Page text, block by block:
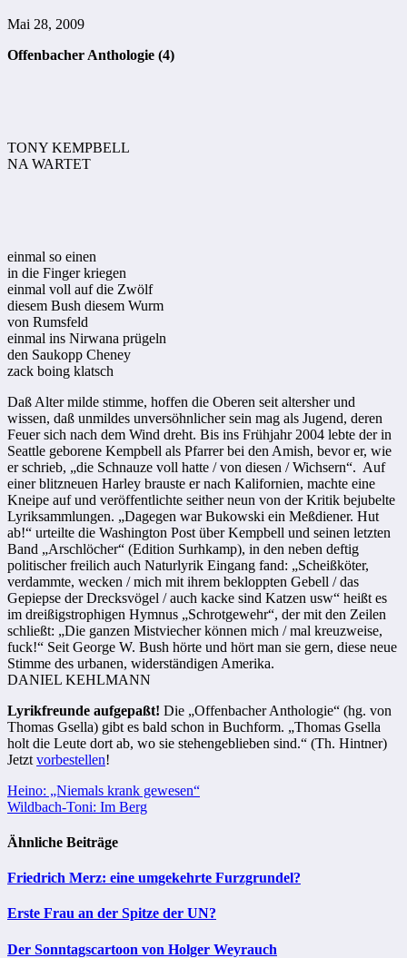
Mai 28, 2009
Offenbacher Anthologie (4)
TONY KEMPBELL
NA WARTET
einmal so einen
in die Finger kriegen
einmal voll auf die Zwölf
diesem Bush diesem Wurm
von Rumsfeld
einmal ins Nirwana prügeln
den Saukopp Cheney
zack boing klatsch
Daß Alter milde stimme, hoffen die Oberen seit altersher und
wissen, daß unmildes unversöhnlicher sein mag als Jugend, deren
Feuer sich nach dem Wind dreht. Bis ins Frühjahr 2004 lebte der in
Seattle geborene Kempbell als Pfarrer bei den Amish, bevor er, wie
er schrieb, „die Schnauze voll hatte / von diesen / Wichsern“. Auf
einer blitzneuen Harley brauste er nach Kalifornien, machte eine
Kneipe auf und veröffentlichte seither neun von der Kritik bejubelte
Lyriksammlungen. „Dagegen war Bukowski ein Meßdiener. Hut
ab!“ urteilte die Washington Post über Kempbell und seinen letzten
Band „Arschlöcher“ (Edition Surhkamp), in den neben deftig
politischer freilich auch Naturlyrik Eingang fand: „Scheißköter,
verdammte, wecken / mich mit ihrem bekloppten Gebell / das
Gepiepse der Drecksvögel / auch kacke sind Katzen usw“ heißt es
im dreißigstrophigen Hymnus „Schrotgewehr“, der mit den Zeilen
schließt: „Die ganzen Mistviecher können mich / mal kreuzweise,
fuck!“ Seit George W. Bush hörte und hört man sie gern, diese neue
Stimme des urbanen, widerständigen Amerika.
DANIEL KEHLMANN
Lyrikfreunde aufgepaßt! Die „Offenbacher Anthologie“ (hg. von
Thomas Gsella) gibt es bald schon in Buchform. „Thomas Gsella
holt die Leute dort ab, wo sie stehengeblieben sind.“ (Th. Hintner)
Jetzt vorbestellen!
Beitragsnavigation
Heino: „Niemals krank gewesen“
Wildbach-Toni: Im Berg
Ähnliche Beiträge
Friedrich Merz: eine umgekehrte Furzgrundel?
Erste Frau an der Spitze der UN?
Der Sonntagscartoon von Holger Weyrauch